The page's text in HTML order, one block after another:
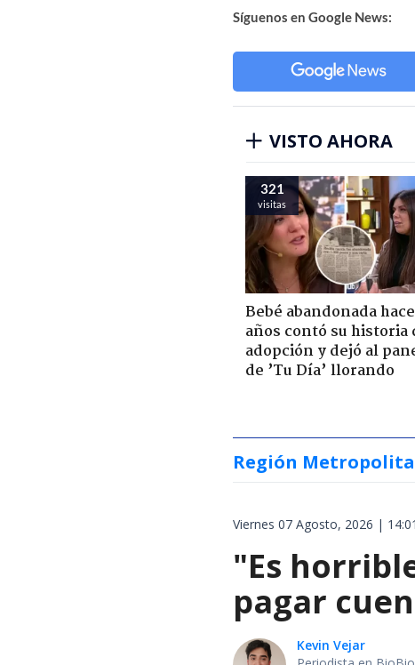
Síguenos en Google News:
VISTO AHORA
321
visitas
Bebé abandonada
años contó su historia
adopción y dejó al
de ’Tu Día’ llorando
Región
Viernes 07 Agosto, 2026 | 14:01
"Es
pagar
Kevin Vejar